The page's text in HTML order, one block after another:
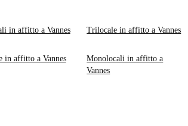
in affitto a Vannes Trilocale in affitto a Vannes
in affitto a Vannes
Monolocali in affitto a
Vannes